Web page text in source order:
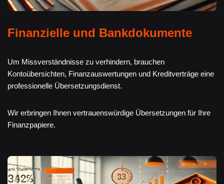
Finanzielle und Bankdokumente
Um Missverständnisse zu verhindern, brauchen
Kontoübersichten, Finanzauswertungen und Kreditverträge eine
professionelle Übersetzungsdienst.
Wir erbringen Ihnen vertrauenswürdige Übersetzungen für Ihre
Finanzpapiere.